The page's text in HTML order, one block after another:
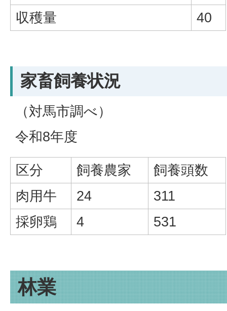
収穫量
40
家畜飼養状況
（対馬市調べ）
令和8年度
区分 飼養農家
飼養頭数
肉用牛
24
311
採卵鶏
4 531
林業